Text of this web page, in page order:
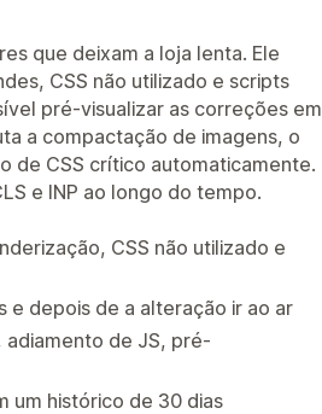
que deixam a loja lenta. Ele
CSS não utilizado e scripts
pré-visualizar as correções em
a compactação de imagens, o
de CSS crítico automaticamente.
e INP ao longo do tempo.
CSS não utilizado e
e depois de a alteração ir ao ar
de JS, pré-
um histórico de 30 dias